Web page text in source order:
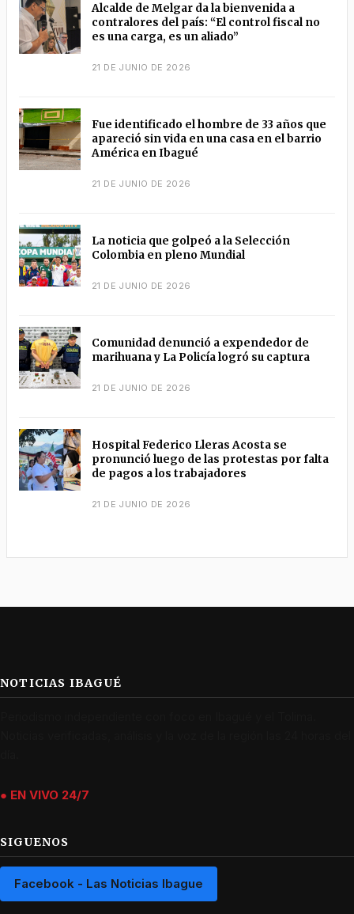
Alcalde de Melgar da la bienvenida a
contralores del país: “El control fiscal no
es una carga, es un aliado”
21 DE JUNIO DE 2026
Fue identificado el hombre de 33 años que
apareció sin vida en una casa en el barrio
América en Ibagué
21 DE JUNIO DE 2026
La noticia que golpeó a la Selección
Colombia en pleno Mundial
21 DE JUNIO DE 2026
Comunidad denunció a expendedor de
marihuana y La Policía logró su captura
21 DE JUNIO DE 2026
Hospital Federico Lleras Acosta se
pronunció luego de las protestas por falta
de pagos a los trabajadores
21 DE JUNIO DE 2026
NOTICIAS IBAGUÉ
● EN VIVO 24/7
SIGUENOS
Facebook - Las Noticias Ibague